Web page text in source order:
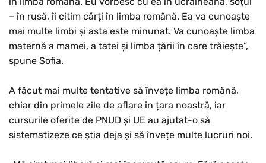
– în rusă, îi citim cărți în limba română. Ea va cunoaște
mai multe limbi și asta este minunat. Va cunoaște limba
maternă a mamei, a tatei și limba țării în care trăiește”,
spune Sofia.
A făcut mai multe tentative să învețe limba română,
chiar din primele zile de aflare în țara noastră, iar
cursurile oferite de PNUD și UE au ajutat-o să
sistematizeze ce știa deja și să învețe multe lucruri noi.